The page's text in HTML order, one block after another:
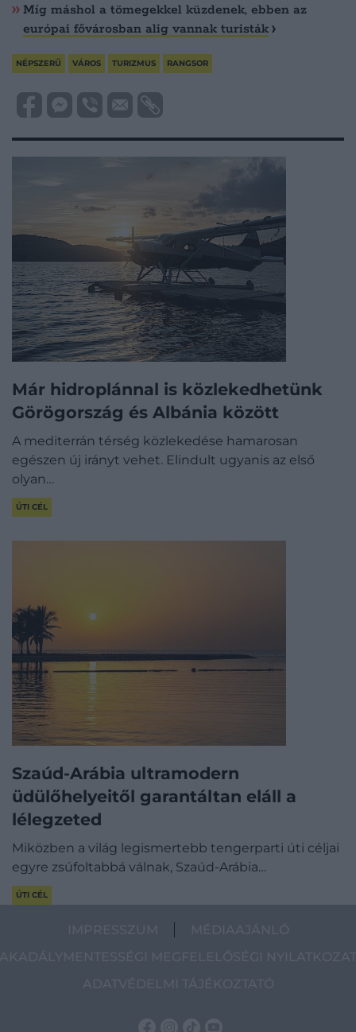
Míg máshol a tömegekkel küzdenek, ebben az
európai fővárosban alig vannak turisták
NÉPSZERŰ VÁROS TURIZMUS RANGSOR
Már hidroplánnal is közlekedhetünk
Görögország és Albánia között
A mediterrán térség közlekedése hamarosan
egészen új irányt vehet. Elindult ugyanis az első
olyan…
ÚTI CÉL
Szaúd-Arábia ultramodern
üdülőhelyeitől garantáltan eláll a
lélegzeted
Miközben a világ legismertebb tengerparti úti céljai
egyre zsúfoltabbá válnak, Szaúd-Arábia…
ÚTI CÉL